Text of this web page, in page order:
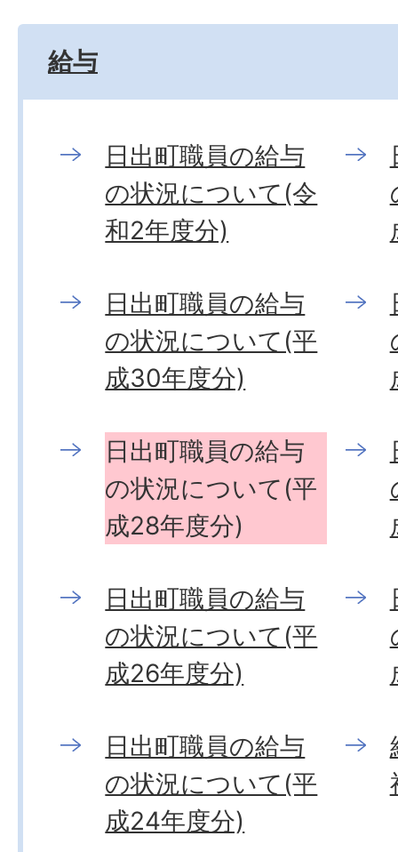
給与
日出町職員の給与
の状況について(令
和2年度分)
日出町職員の給与
の状況について(平
成30年度分)
日出町職員の給与
の状況について(平
成28年度分)
日出町職員の給与
の状況について(平
成26年度分)
日出町職員の給与
の状況について(平
成24年度分)